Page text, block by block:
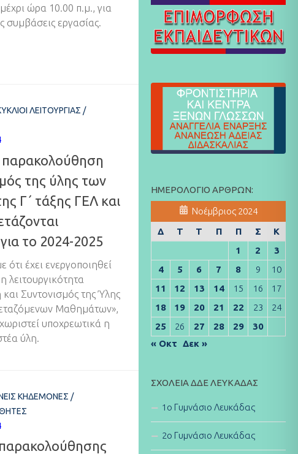
ώρα 10.00 π.μ., για
συμβάσεις εργασίας.
ΛΕΙΤΟΥΡΓΊΑΣ /
παρακολούθηση
της ύλης των
Γ΄ τάξης ΓΕΛ και
το 2024-2025
έχει ενεργοποιηθεί
Συντονισμός της Ύλης
Μαθημάτων»,
υποχρεωτικά η
ύλη.
ΚΗΔΕΜΌΝΕΣ /
ΗΜΕΡΟΛΌΓΙΟ ΆΡΘΡΩΝ:
Νοέμβριος 2024
Δ
Τ Τ Π Π Σ
Κ
1
2
3
4
5 6 7 8 9
10
11
12 13 14 15 16
17
18
19 20 21 22 23
24
25
26 27 28 29
30
« Οκτ Δεκ »
ΣΧΟΛΕΊΑ ΔΔΕ ΛΕΥΚΆΔΑΣ
1ο Γυμνάσιο Λευκάδας
2ο Γυμνάσιο Λευκάδας